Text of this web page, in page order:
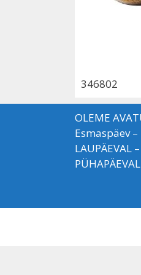
346802
OLEME
Esmaspäev
LAUPÄEVAL